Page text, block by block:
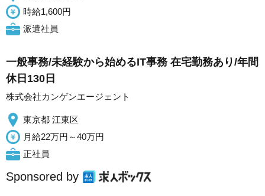
時給1,600円
派遣社員
一般事務/未経験から始めるIT事務 在宅勤務あり/年間
休日130日
株式会社カンゲンエージェント
東京都 江東区
月給22万円～40万円
正社員
Sponsored by